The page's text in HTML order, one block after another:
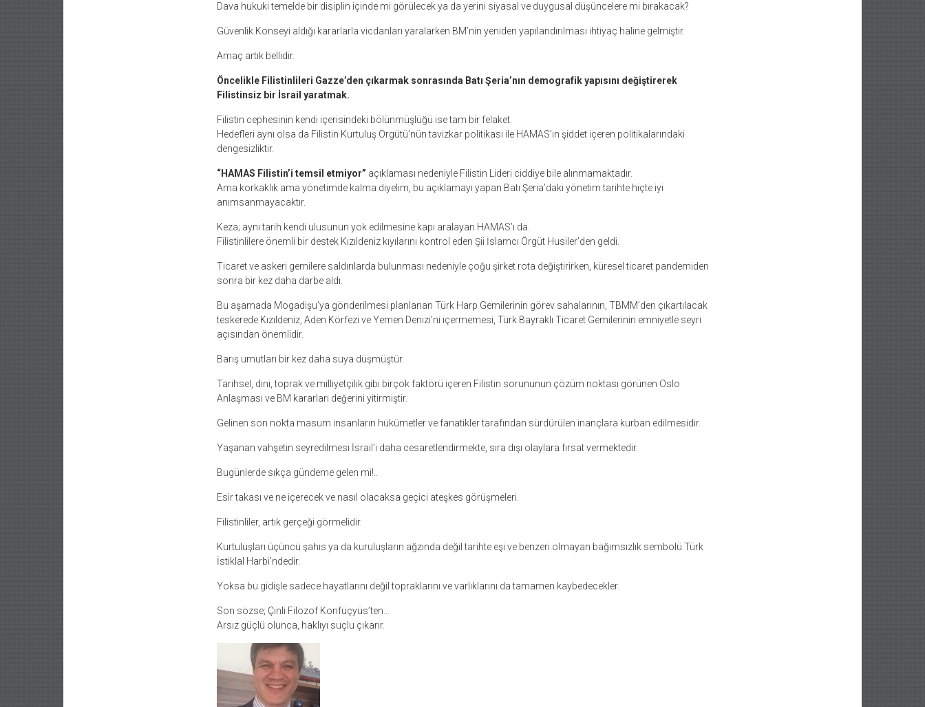
Dava hukuki temelde bir disiplin içinde mi görülecek ya da yerini siyasal ve duygusal düşüncelere mi bırakacak?
Güvenlik Konseyi aldığı kararlarla vicdanları yaralarken BM’nin yeniden yapılandırılması ihtiyaç haline gelmiştir.
Amaç artık bellidir.
Öncelikle Filistinlileri Gazze’den çıkarmak sonrasında Batı Şeria’nın demografik yapısını değiştirerek
Filistinsiz bir İsrail yaratmak.
Filistin cephesinin kendi içerisindeki bölünmüşlüğü ise tam bir felaket.
Hedefleri aynı olsa da Filistin Kurtuluş Örgütü’nün tavizkar politikası ile HAMAS’ın şiddet içeren politikalarındaki
dengesizliktir.
“HAMAS Filistin’i temsil etmiyor” açıklaması nedeniyle Filistin Lideri ciddiye bile alınmamaktadır.
Ama korkaklık ama yönetimde kalma diyelim, bu açıklamayı yapan Batı Şeria’daki yönetim tarihte hiçte iyi
anımsanmayacaktır.
Keza; aynı tarih kendi ulusunun yok edilmesine kapı aralayan HAMAS’ı da.
Filistinlilere önemli bir destek Kızıldeniz kıyılarını kontrol eden Şii İslamcı Örgüt Husiler’den geldi.
Ticaret ve askeri gemilere saldırılarda bulunması nedeniyle çoğu şirket rota değiştirirken, küresel ticaret pandemiden
sonra bir kez daha darbe aldı.
Bu aşamada Mogadişu’ya gönderilmesi planlanan Türk Harp Gemilerinin görev sahalarının, TBMM’den çıkartılacak
teskerede Kızıldeniz, Aden Körfezi ve Yemen Denizi’ni içermemesi, Türk Bayraklı Ticaret Gemilerinin emniyetle seyri
açısından önemlidir.
Barış umutları bir kez daha suya düşmüştür.
Tarihsel, dini, toprak ve milliyetçilik gibi birçok faktörü içeren Filistin sorununun çözüm noktası görünen Oslo
Anlaşması ve BM kararları değerini yitirmiştir.
Gelinen son nokta masum insanların hükümetler ve fanatikler tarafından sürdürülen inançlara kurban edilmesidir.
Yaşanan vahşetin seyredilmesi İsrail’i daha cesaretlendirmekte, sıra dışı olaylara fırsat vermektedir.
Bugünlerde sıkça gündeme gelen mi!..
Esir takası ve ne içerecek ve nasıl olacaksa geçici ateşkes görüşmeleri.
Filistinliler, artık gerçeği görmelidir.
Kurtuluşları üçüncü şahıs ya da kuruluşların ağzında değil tarihte eşi ve benzeri olmayan bağımsızlık sembolü Türk
İstiklal Harbi’ndedir.
Yoksa bu gidişle sadece hayatlarını değil topraklarını ve varlıklarını da tamamen kaybedecekler.
Son sözse; Çinli Filozof Konfüçyüs’ten…
Arsız güçlü olunca, haklıyı suçlu çıkarır.